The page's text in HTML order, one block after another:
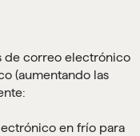
de correo electrónico
(aumentando las
en frío para